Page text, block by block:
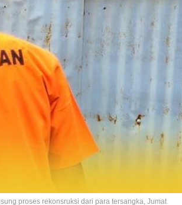
proses rekonsruksi dari para tersangka, Jumat